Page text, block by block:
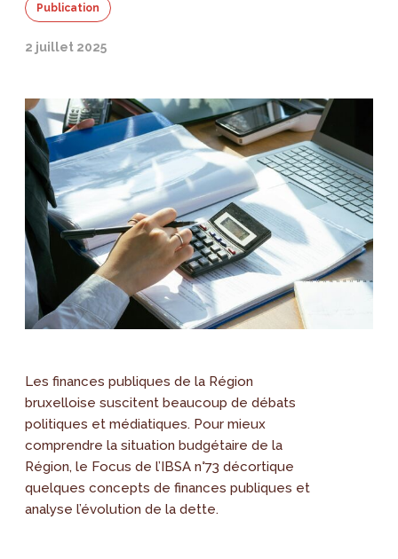
Publication
2 juillet 2025
Les finances publiques de la Région
bruxelloise suscitent beaucoup de débats
politiques et médiatiques. Pour mieux
comprendre la situation budgétaire de la
Région, le Focus de l’IBSA n°73 décortique
quelques concepts de finances publiques et
analyse l’évolution de la dette.